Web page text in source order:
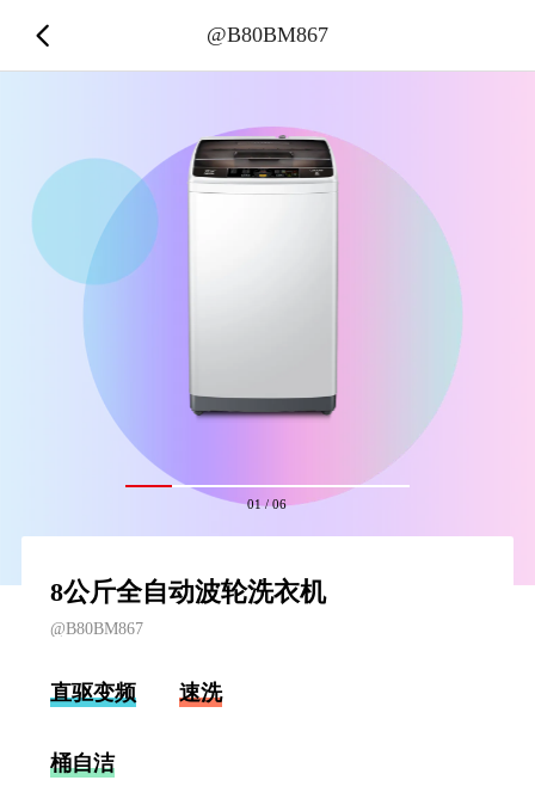
01/06
8公斤全自动波轮洗衣机
@B80BM867
直驱变频 速洗
桶自洁
@B80BM867